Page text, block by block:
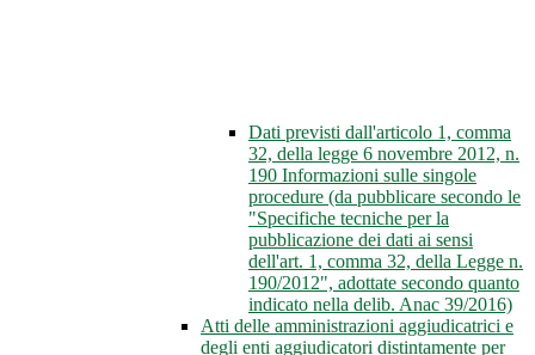
Dati previsti dall'articolo 1, comma
32, della legge 6 novembre 2012, n.
190 Informazioni sulle singole
procedure (da pubblicare secondo le
"Specifiche tecniche per la
pubblicazione dei dati ai sensi
dell'art. 1, comma 32, della Legge n.
190/2012", adottate secondo quanto
indicato nella delib. Anac 39/2016)
Atti delle amministrazioni aggiudicatrici e
degli enti aggiudicatori distintamente per